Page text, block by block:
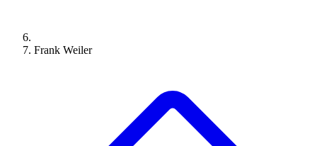
Frank Weiler